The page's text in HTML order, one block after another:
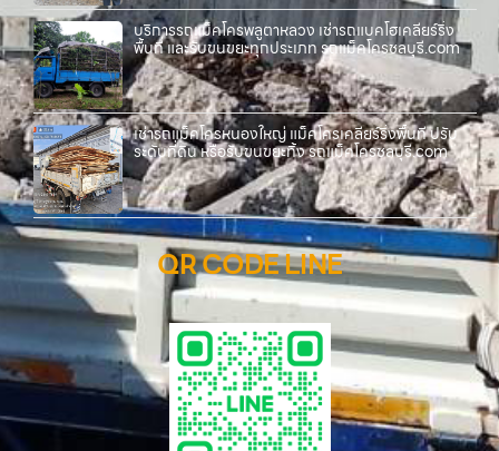
บริการรถแม็คโครพลูตาหลวง เช่ารถแบคโฮเคลียร์ริ่ง
พื้นที่ และรับขนขยะทุกประเภท รถแม็คโครชลบุรี.com
เช่ารถแม็คโครหนองใหญ่ แม็คโครเคลียร์ริ่งพื้นที่ ปรับ
ระดับที่ดิน หรือรับขนขยะทิ้ง รถแม็คโครชลบุรี.com
QR CODE LINE